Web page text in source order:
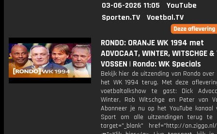
03-06-2026 11:05
YouTube
Sporten.TV
Voetbal.TV
RONDO: ORANJE WK 1994 met
ADVOCAAT, WINTER, WITSCHGE &
VOSSEN | Rondo: WK Specials
Bekijk hier de uitzending van Rondo over
het WK 1994 terug. Met deze
voetbaltalkshow te gast: Dick
Winter, Rob Witschge en Peter van
Abonneer je nu op het YouTube kanaal
Sport om alle uitzendingen terug te
target="_blank" href="http://